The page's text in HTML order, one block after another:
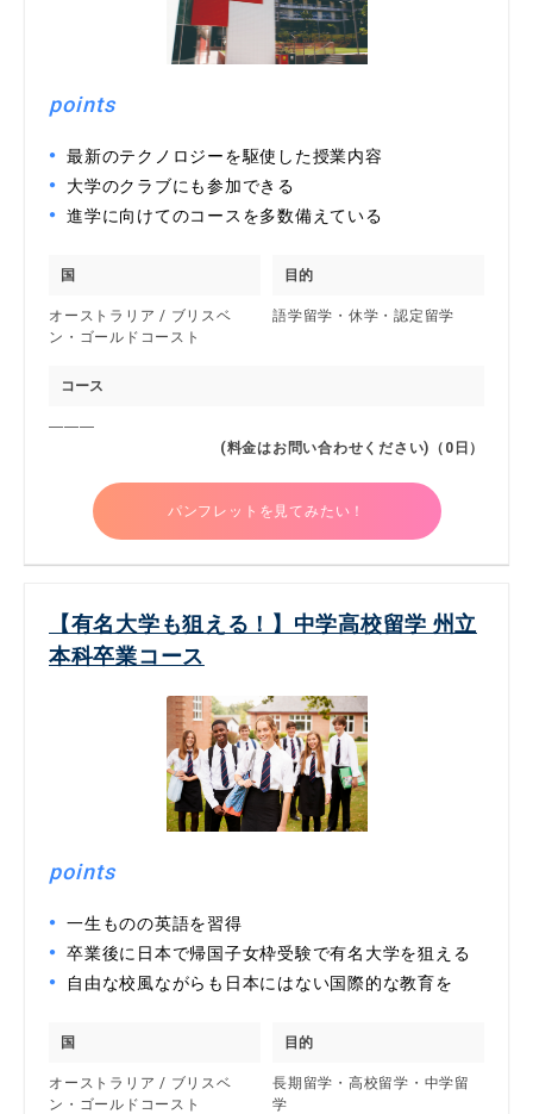
points
最新のテクノロジーを駆使した授業内容
大学のクラブにも参加できる
進学に向けてのコースを多数備えている
国
オーストラリア / ブリスベ
ン・ゴールドコースト
目的
語学留学・休学・認定留学
コース
―――
(料金はお問い合わせください)（0日）
パンフレットを見てみたい！
【有名大学も狙える！】中学高校留学 州立
本科卒業コース
points
一生ものの英語を習得
卒業後に日本で帰国子女枠受験で有名大学を狙える
自由な校風ながらも日本にはない国際的な教育を
国
オーストラリア / ブリスベ
ン・ゴールドコースト
目的
長期留学・高校留学・中学留
学